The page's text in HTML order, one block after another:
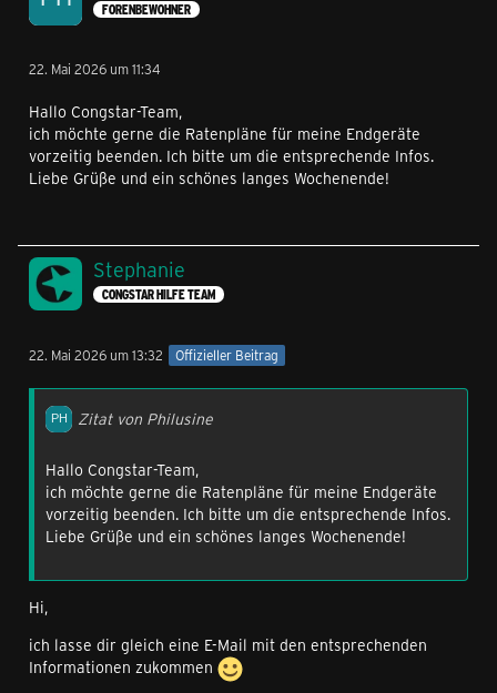
FORENBEWOHNER
22. Mai 2026 um 11:34
Hallo Congstar-Team,
ich möchte gerne die Ratenpläne für meine Endgeräte
vorzeitig beenden. Ich bitte um die entsprechende Infos.
Liebe Grüße und ein schönes langes Wochenende!
Stephanie
CONGSTAR HILFE TEAM
22. Mai 2026 um 13:32 Offizieller Beitrag
Zitat von Philusine
Hallo Congstar-Team,
ich möchte gerne die Ratenpläne für meine Endgeräte
vorzeitig beenden. Ich bitte um die entsprechende Infos.
Liebe Grüße und ein schönes langes Wochenende!
Hi,
ich lasse dir gleich eine E-Mail mit den entsprechenden
Informationen zukommen